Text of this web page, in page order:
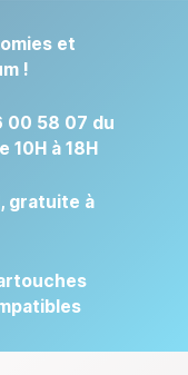
et
!
00 58 07 du
10H à 18H
gratuite à